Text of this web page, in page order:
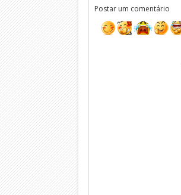
Postar um comentário